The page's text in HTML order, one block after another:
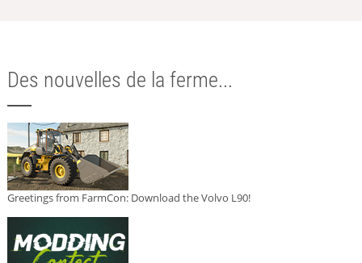
Des nouvelles de la ferme...
Greetings from FarmCon: Download the Volvo L90!